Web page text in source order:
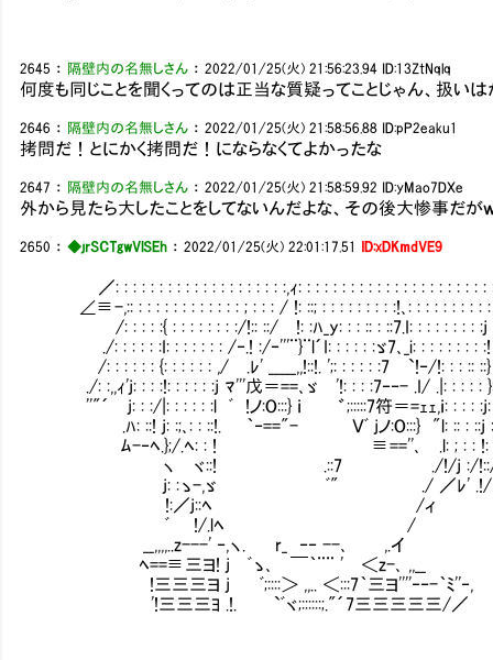
2645 ： 隔壁内の名無しさん ：2022/01/25(火) 21:56:23.94 ID:13ZtNqlq
何度も同じことを聞くってのは正当な質疑ってことじゃん、扱い
2646 ： 隔壁内の名無しさん ：2022/01/25(火) 21:58:56.88 ID:pP2eaku1
拷問だ！とにかく拷問だ！にならなくてよかったな
2647 ： 隔壁内の名無しさん ：2022/01/25(火) 21:58:59.92 ID:yMao7DXe
外から見たら大したことをしてないんだよな、その後大惨事だが
2650 ：◆jrSCTgwVlSEh ：2022/01/25(火) 22:01:17.51 ID:xDKmdVE9
／: : : : : : : : : : : : : : : : : : : :,ｨ: : : : : : : : : : : : : : : : : : : : : :
∠≡-,:: : : : : : : : : : : : : ; : : : / !: ::; : : : : : : : : :!､: : : : : : : : : :
/: : : : :{ : : : : : : : :/!:: ::/ !: :ﾊ_y: : : :: : ::7.I: : : : : : : : :j :
./: : : : : :I: : : : : : : /‐.! :/‐'''¨}¨l´I: : : : : :ゞ7､_i: : : : : : : : :! : :
/: : : : : : {: : : : : : ,/ .ﾚ' _____,,!::!. ';: : : : : :7 `!‐/!: : : :: ::}
./: :,,ｨ'j: : : :!: : : : : :j ﾏ'''戊＝==､ゞ '!: : : :7‐‐- .I/ .|: : : : :
''"´ j: : :/|: : : : : :l ﾞ !ノ:O:::} ｉ ゛;:::::7符＝=ｪｪ,ｉ: : : : :j:
.ﾊ: ::! j: :;､: : ::!. ｀‐=="- Ｖﾞ jノ:O:::} "l: :: : ::j : :
ﾑ-‐ﾍ.};/.ﾍ: : ! ≡==''､ .l: ; : : !: :
ヽ ヾ::! .::7 ./!/j :/!::/ヾ;:| もとい、
j: :ゝ-,ゞ ﾞ" ./ ／ﾚ' .!/
!:／j::ﾍ /ィ キレて衝動的
ﾞ !/.lﾍ /
__,,,,..z---' ‐,ヽ. r_ ‐‐ --､ ,.イ
ﾍ==≡三ヨ! j ﾞゝ､ ￣｀¨¨ ' ＜z-､ ,,__
!三三三ヨ j ﾞ;::::＞ ,,.. ＜:::7｀三ヨ''''‐‐-｀ﾐ''‐,
'!三三三ﾖ .!. `ﾞヾ;::::::;."´7三三三三三/／